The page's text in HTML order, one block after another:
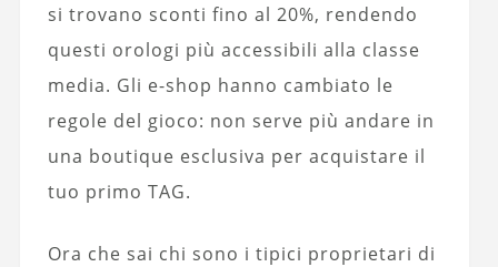
si trovano sconti fino al 20%, rendendo
questi orologi più accessibili alla classe
media. Gli e-shop hanno cambiato le
regole del gioco: non serve più andare in
una boutique esclusiva per acquistare il
tuo primo TAG.
Ora che sai chi sono i tipici proprietari di